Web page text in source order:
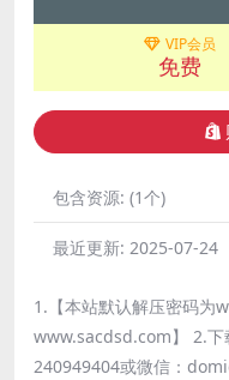
VIP会员
免费
包含资源: (1个)
最近更新: 2025-07-24
1.【本站默认解压密码
www.sacdsd.com】 2.下
240949404或微信：